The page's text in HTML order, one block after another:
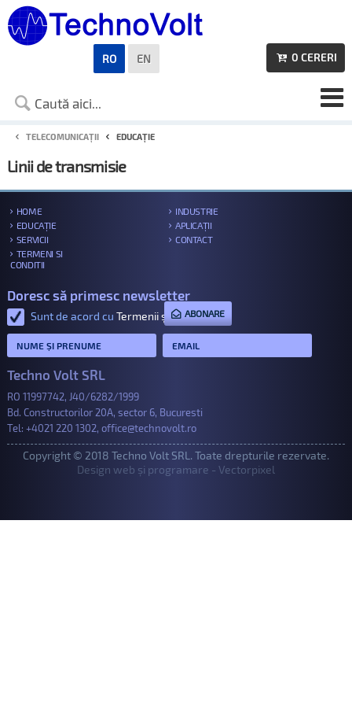

0 CERERI
TELECOMUNICAȚII EDUCAȚIE
Linii de transmisie
RO EN
HOME
INDUSTRIE
EDUCAȚIE
APLICAȚII
SERVICII
CONTACT
TERMENI SI
CONDITII
Doresc să primesc newsletter
Sunt de acord cu Termenii și condițiile.
ABONARE
Techno Volt SRL
RO 11997742, J40/6282/1999
Bd. Constructorilor 20A, sector 6, Bucuresti
Tel: +4021 220 1302, office@technovolt.ro
Copyright © 2018 Techno Volt SRL. Toate drepturile rezervate.
Design web și programare - Vectorpixel